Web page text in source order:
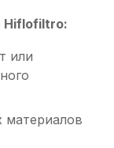
Hiflofiltro:
или
материалов